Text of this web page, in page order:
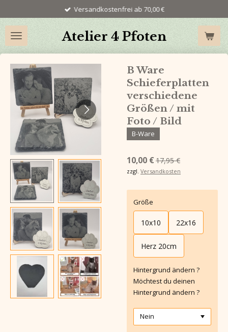
springen
Atelier 4 Pfoten
Versandkostenfrei ab 70,00 €
B Ware
Schieferplatten
verschiedene
Größen / mit
Foto / Bild
B-Ware
10,00 € 17,95 €
zzgl. Versandkosten
Größe
10x10 22x16
Herz 20cm
Hintergrund ändern ?
Möchtest du deinen
Hintergrund ändern ?